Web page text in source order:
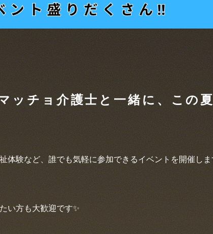
ッチョ介護士と一緒に、この
体験など、誰でも気軽に参加できるイベントを開催しま
い方も大歓迎です✨